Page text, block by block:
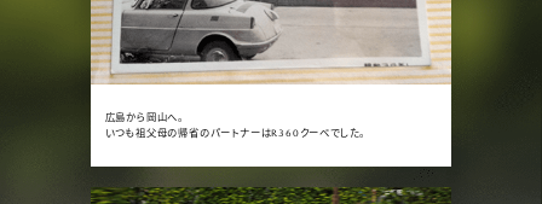
広島から岡山へ。
いつも祖父母の帰省のパートナーはR360クーペでした。